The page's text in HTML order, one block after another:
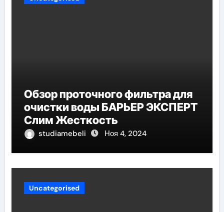
Обзор проточного фильтра для
очистки воды БАРЬЕР ЭКСПЕРТ
Слим Жесткость
studiamebeli Ноя 4, 2024
Uncategorised